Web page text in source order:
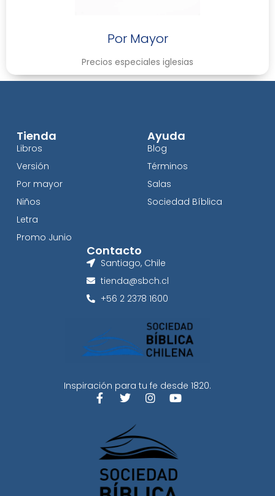
Por Mayor
Precios especiales iglesias
Inspiración para tu fe desde 1820.
Tienda
Libros
Versión
Por mayor
Niños
Letra
Promo Junio
Ayuda
Blog
Términos
Salas
Sociedad Bíblica
Contacto
Santiago, Chile
tienda@sbch.cl
+56 2 2378 1600